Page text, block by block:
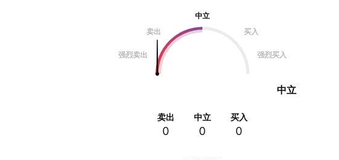
中立
卖出
买入
强烈卖出 强烈买入
中立
卖出
0
中立
0
买入
0